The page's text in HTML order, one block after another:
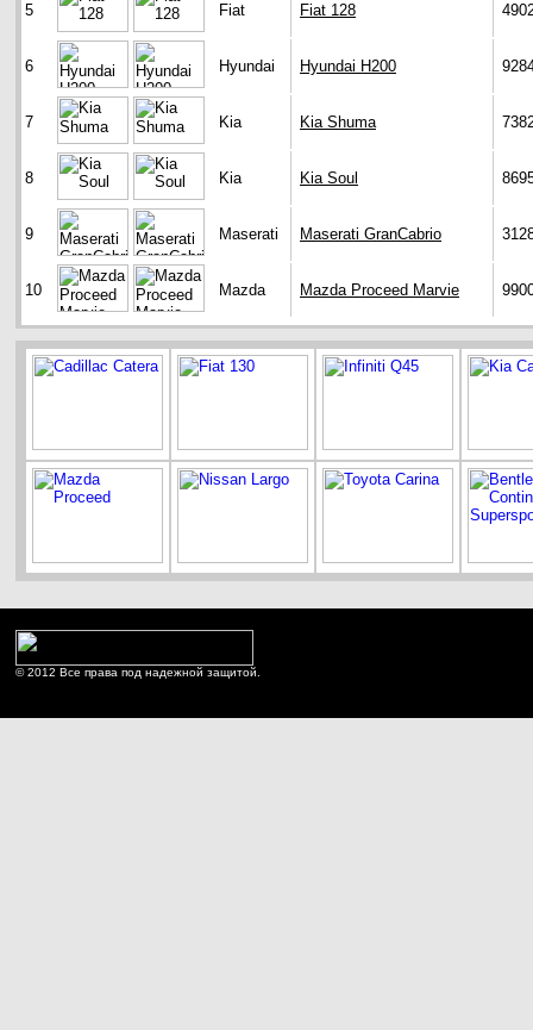
5 Fiat Fiat 128
6 Hyundai Hyundai H200
7 Kia Kia Shuma
8 Kia Kia Soul
9 Maserati Maserati GranCabrio
10 Mazda Mazda Proceed Marvie
© 2012 Все права под надежной защитой.